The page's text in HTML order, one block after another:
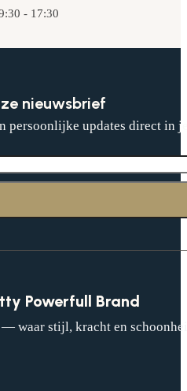
- 17:30
nieuwsbrief
persoonlijke updates direct in
Powerfull Brand
waar stijl, kracht en